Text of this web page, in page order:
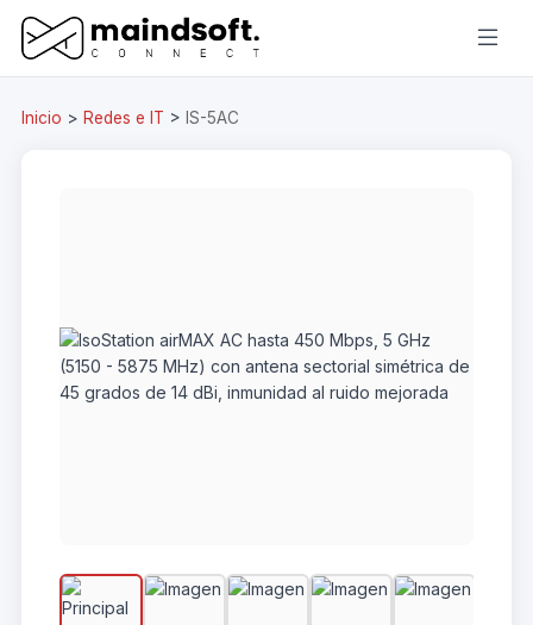
Inicio > Redes e IT > IS-5AC